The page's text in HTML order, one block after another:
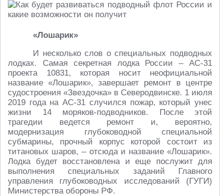
«Лошарик»
И несколько слов о специальных подводных
лодках. Самая секретная лодка России – АС-31
проекта 10831, которая носит неофициальной
название «Лошарик», завершает ремонт в центре
судостроения «Звездочка» в Северодвинске. 1 июля
2019 года на АС-31 случился пожар, который унес
жизни 14 моряков-подводников. После этой
трагедии ведется ремонт и, вероятно,
модернизация глубоководной специальной
субмарины, прочный корпус которой состоит из
титановых шаров, – отсюда и название «Лошарик».
Лодка будет восстановлена и еще послужит для
выполнения специальных заданий Главного
управления глубоководных исследований (ГУГИ)
Министерства обороны РФ.